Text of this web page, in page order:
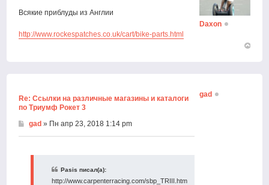
Всякие приблуды из Англии
http://www.rockespatches.co.uk/cart/bike-parts.html
Daxon
Re: Ссылки на различные магазины и каталоги
по Триумф Рокет 3
gad » Пн апр 23, 2018 1:14 pm
Pasis писал(а):
http://www.carpenterracing.com/sbp_TRIII.htm
gad